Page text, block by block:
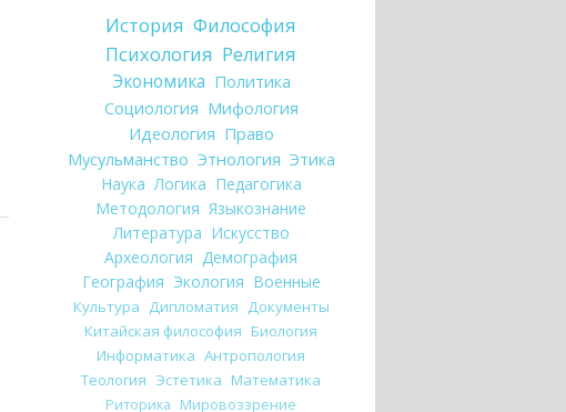
История Философия
Психология Религия
Экономика Политика
Социология Мифология
Идеология Право
Мусульманство Этнология Этика
Наука Логика Педагогика
Методология Языкознание
Литература Искусство
Археология Демография
География Экология Военные
Культура Дипломатия Документы
Китайская философия Биология
Информатика Антропология
Теология Эстетика Математика
Риторика Мировоззрение